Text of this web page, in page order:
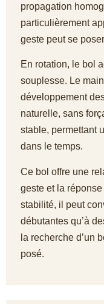
propagation
particulièrement
geste peut se
En rotation, le bol
souplesse. Le
développement
naturelle, sans
stable, permettant
dans le temps.
Ce bol offre une
geste et la
stabilité, il peut
débutantes qu’à
la recherche d’un
posé.